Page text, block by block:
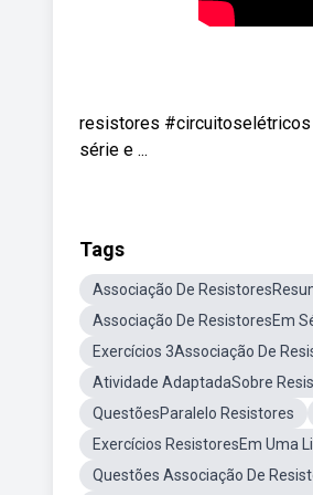
resistores #circuitoselétricos
série e ...
Tags
Associação De
Associação De ResistoresEm
Exercícios 3Associação De
Atividade AdaptadaSobre
QuestõesParalelo Resistores
Exercícios ResistoresEm Uma
Questões Associação De